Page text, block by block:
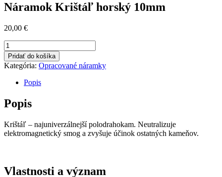
Náramok Krištáľ horský 10mm
20,00 €
množstvo
Náramok
Krištáľ
horský
10mm
Pridať do košíka
Kategória: Opracované náramky
Popis
Popis
Krištáľ – najuniverzálnejší polodrahokam. Neutralizuje
elektromagnetický smog a zvyšuje účinok ostatných kameňov.
Vlastnosti a význam